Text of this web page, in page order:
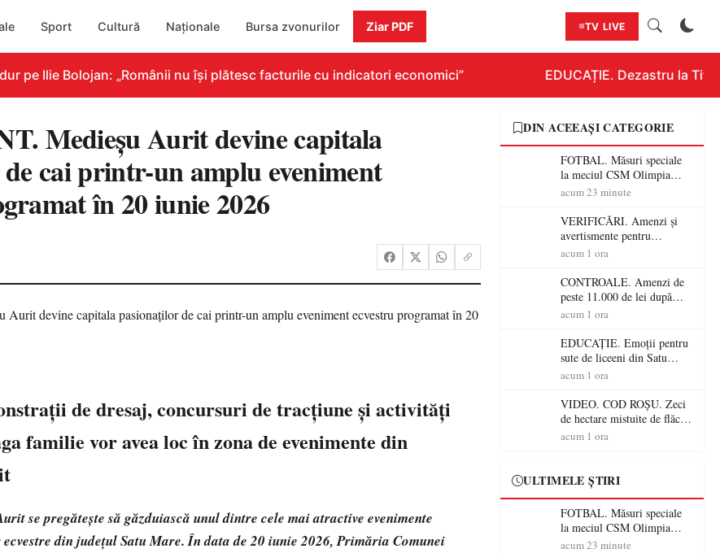
Sport Cultură Naționale Bursa zvonurilor Ziar PDF TV LIVE
pe Ilie Bolojan: „Românii nu își plătesc facturile cu indicatori economici” EDUCAȚIE. Dezastru la
Medieșu Aurit devine capitala
cai printr-un amplu eveniment
în 20 iunie 2026
de dresaj, concursuri de tracțiune și activități
familie vor avea loc în zona de evenimente din
se pregătește să găzduiască unul dintre cele mai atractive evenimente
din județul Satu Mare. În data de 20 iunie 2026, Primăria Comunei
DIN ACEEAȘI CATEGORIE
FOTBAL. Măsuri speciale
la meciul CSM Olimpia
Satu Mare – CSM Reșița!
avertismente clare pentru
suporteri
acum 23 minute
VERIFICĂRI. Amenzi și
avertismente pentru
crescătorii de animale din
controale în toate
gospodăriile și face apel la
respectarea legii
acum 1 ora
CONTROALE. Amenzi de
peste 11.000 de lei după
controalele DSVSA Satu
cantină, sancționate pentru
nereguli
acum 1 ora
EDUCAȚIE. Emoții pentru
sute de liceeni din Satu
Mare! Începe BAC-ul de
acum 1 ora
VIDEO. COD ROȘU. Zeci
de hectare mistuite de flăcări
în Satu Mare! Pompierii au
salva o pădure de la dezastru
acum 1 ora
ULTIMELE ȘTIRI
FOTBAL. Măsuri speciale
la meciul CSM Olimpia
Satu Mare – CSM Reșița!
acum 23 minute